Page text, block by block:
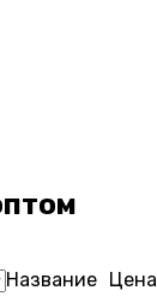
Название Цена